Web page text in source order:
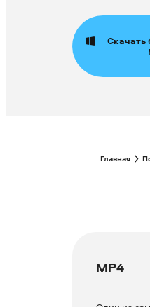
Скачать
Главная
MP4